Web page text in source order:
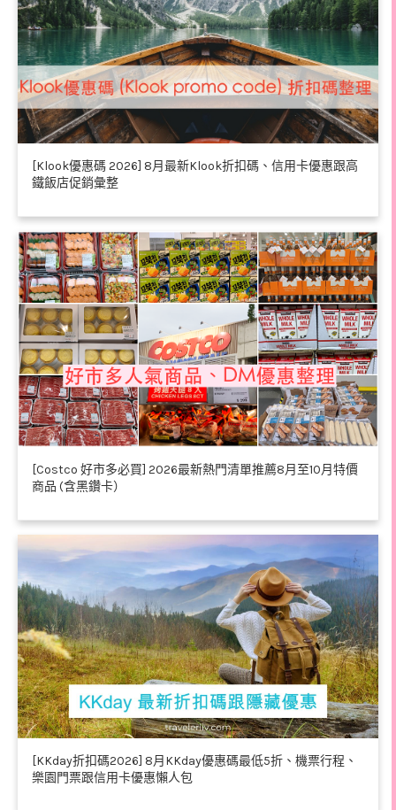
[Klook優惠碼 2026] 8月最新Klook折扣碼、信用卡優惠跟高
鐵飯店促銷彙整
[Costco 好市多必買] 2026最新熱門清單推薦8月至10月特價
商品 (含黑鑽卡）
[KKday折扣碼2026] 8月KKday優惠碼最低5折、機票行程、
樂園門票跟信用卡優惠懶人包